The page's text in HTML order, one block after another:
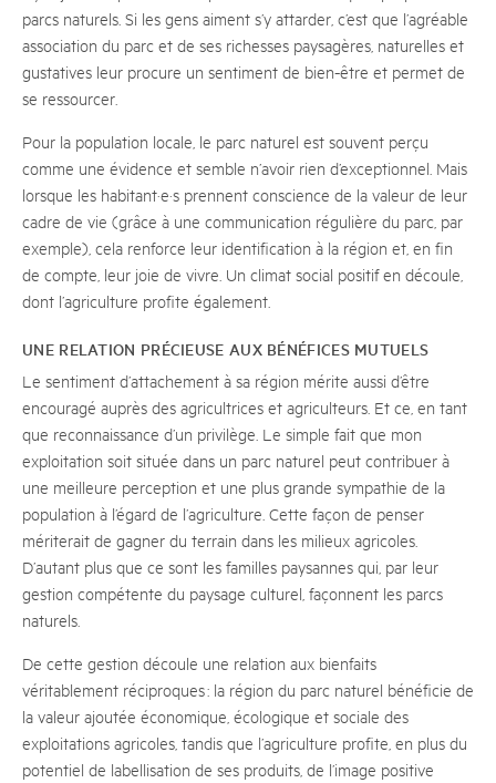
parcs naturels. Si les gens aiment s’y attarder, c’est que l’agréable
association du parc et de ses richesses paysagères, naturelles et
gustatives leur procure un sentiment de bien-être et permet de
se ressourcer.
Pour la population locale, le parc naturel est souvent perçu
comme une évidence et semble n’avoir rien d’exceptionnel. Mais
lorsque les habitant·e·s prennent conscience de la valeur de leur
cadre de vie (grâce à une communication régulière du parc, par
exemple), cela renforce leur identification à la région et, en fin
de compte, leur joie de vivre. Un climat social positif en découle,
dont l’agriculture profite également.
UNE RELATION PRÉCIEUSE AUX BÉNÉFICES MUTUELS
Le sentiment d’attachement à sa région mérite aussi d’être
encouragé auprès des agricultrices et agriculteurs. Et ce, en tant
que reconnaissance d’un privilège. Le simple fait que mon
exploitation soit située dans un parc naturel peut contribuer à
une meilleure perception et une plus grande sympathie de la
population à l’égard de l’agriculture. Cette façon de penser
mériterait de gagner du terrain dans les milieux agricoles.
D’autant plus que ce sont les familles paysannes qui, par leur
gestion compétente du paysage culturel, façonnent les parcs
naturels.
De cette gestion découle une relation aux bienfaits
véritablement réciproques : la région du parc naturel bénéficie de
la valeur ajoutée économique, écologique et sociale des
exploitations agricoles, tandis que l’agriculture profite, en plus du
potentiel de labellisation de ses produits, de l’image positive